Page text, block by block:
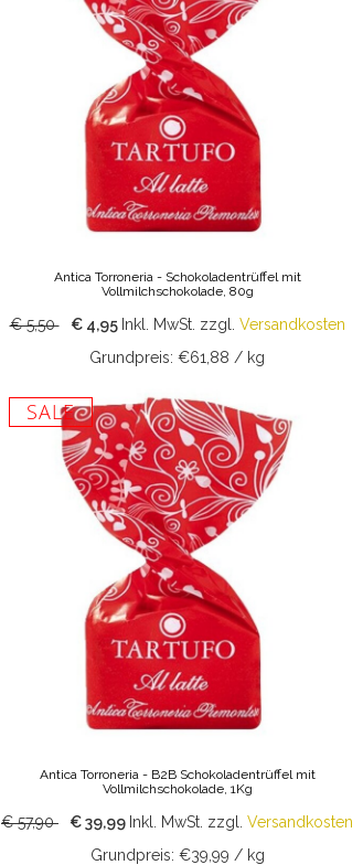
Antica Torroneria - Schokoladentrüffel mit
Vollmilchschokolade, 80g
€ 5,50 € 4,95 Inkl. MwSt. zzgl. Versandkosten
Grundpreis: €61,88 / kg
SALE
Antica Torroneria - B2B Schokoladentrüffel mit
Vollmilchschokolade, 1Kg
€ 57,90 € 39,99 Inkl. MwSt. zzgl. Versandkosten
Grundpreis: €39,99 / kg